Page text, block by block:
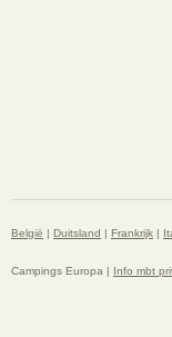
België | Duitsland | Frankrijk |
Campings Europa | Info mbt